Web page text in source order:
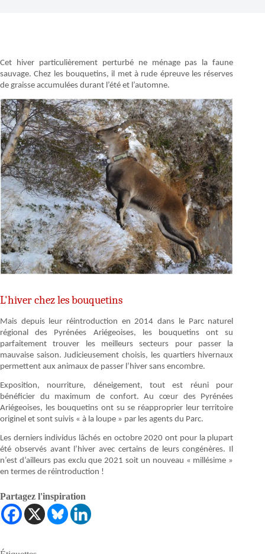
Cet hiver particulièrement perturbé ne ménage pas la faune
sauvage. Chez les bouquetins, il met à rude épreuve les réserves
de graisse accumulées durant l’été et l’automne.
L'hiver chez les bouquetins
Mais depuis leur réintroduction en 2014 dans le Parc naturel
régional des Pyrénées Ariégeoises, les bouquetins ont su
parfaitement trouver les meilleurs secteurs pour passer la
mauvaise saison. Judicieusement choisis, les quartiers hivernaux
permettent aux animaux de passer l’hiver sans encombre.
Exposition, nourriture, déneigement, tout est réuni pour
bénéficier du maximum de confort. Au cœur des Pyrénées
Ariégeoises, les bouquetins ont su se réapproprier leur territoire
originel et sont suivis « à la loupe » par les agents du Parc.
Les derniers individus lâchés en octobre 2020 ont pour la plupart
été observés avant l’hiver avec certains de leurs congénères. Il
n’est d’ailleurs pas exclu que 2021 soit un nouveau « millésime »
en termes de réintroduction !
Partagez l'inspiration